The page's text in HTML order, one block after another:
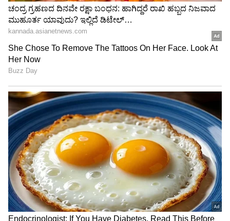
3
6
Image Credit : Instagram
ಸಖತ್ ಕ್ಯೂಟ್ ಪೋಸ್
ಆರಾಧನಾ ಶೇರ್ ಮಾಡಿರುವ ಅಷ್ಟೂ ಫೋಟೊಗಳಲ್ಲೂ ನಟಿ
ಒಂದೊಂದರಲ್ಲೂ ಒಂದೊಂದು ರೀತಿ ಪೋಸ್ ಕೊಟ್ಟಿದ್ದು,
ನಟಿಯ ಮುದ್ದಾದ ಫನ್ನಿ ಫೇಸ್ ಎಕ್ಸ್’ಪ್ರೆಶನ್ ಅಭಿಮಾನಿಗಳ
ಹೃದಯ ಗೆದ್ದಿದೆ. ಕನ್ನಡತಿ ಸೂಪರ್ ಎಂದಿದ್ದಾರೆ ಜನ.